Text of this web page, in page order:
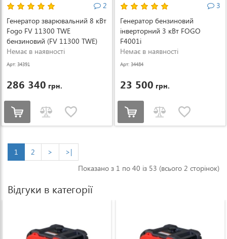
2
Генератор зварювальний 8 кВт
Fogo FV 11300 TWE
бензиновий (FV 11300 TWE)
Немає в наявності
Арт: 34391
286 340 грн.
3
Генератор бензиновий
інверторний 3 кВт FOGO
F4001i
Немає в наявності
Арт: 34484
23 500 грн.
1 2 >
>|
Показано з 1 по 40 із 53 (всього 2 сторінок)
Відгуки в категорії